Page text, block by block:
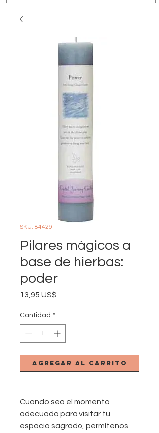
SKU: 84429
Pilares mágicos a
base de hierbas:
poder
13,95 US$
Cantidad *
Agregar al carrito
Cuando sea el momento
adecuado para visitar tu
espacio sagrado, permítenos